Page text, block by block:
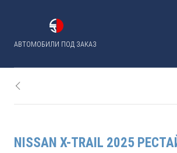
АВТОМОБИЛИ ПОД ЗАКАЗ
NISSAN X-TRAIL 2025